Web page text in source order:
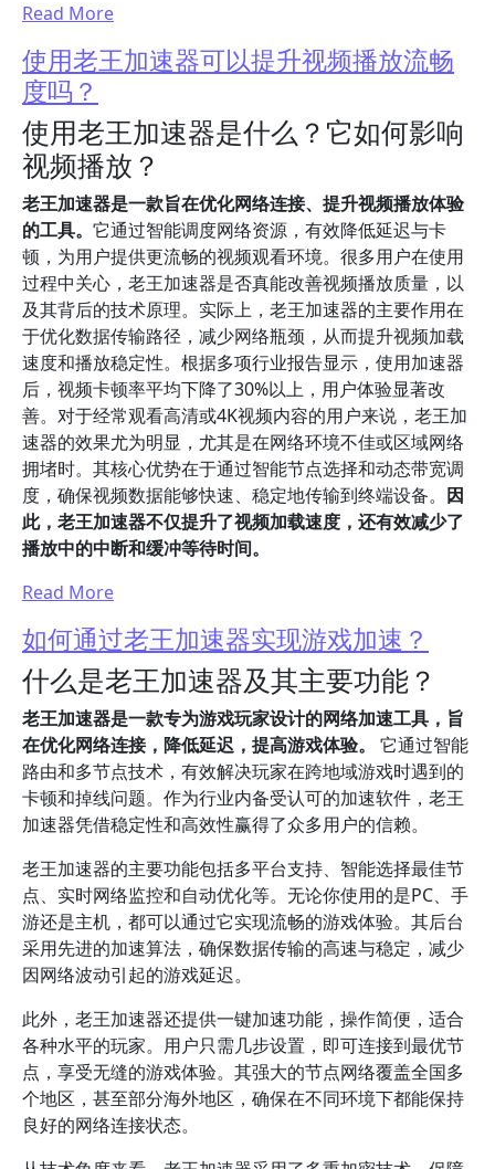
Read More
使用老王加速器可以提升视频播放流畅
度吗？
使用老王加速器是什么？它如何影响
视频播放？
老王加速器是一款旨在优化网络连接、提升视频播放体验
的工具。 它通过智能调度网络资源，有效降低延迟与卡
顿，为用户提供更流畅的视频观看环境。很多用户在使用
过程中关心，老王加速器是否真能改善视频播放质量，以
及其背后的技术原理。实际上，老王加速器的主要作用在
于优化数据传输路径，减少网络瓶颈，从而提升视频加载
速度和播放稳定性。根据多项行业报告显示，使用加速器
后，视频卡顿率平均下降了30%以上，用户体验显著改
善。对于经常观看高清或4K视频内容的用户来说，老王加
速器的效果尤为明显，尤其是在网络环境不佳或区域网络
拥堵时。其核心优势在于通过智能节点选择和动态带宽调
度，确保视频数据能够快速、稳定地传输到终端设备。 因
此，老王加速器不仅提升了视频加载速度，还有效减少了
播放中的中断和缓冲等待时间。
Read More
如何通过老王加速器实现游戏加速？
什么是老王加速器及其主要功能？
老王加速器是一款专为游戏玩家设计的网络加速工具，旨
在优化网络连接，降低延迟，提高游戏体验。
它通过智能
路由和多节点技术，有效解决玩家在跨地域游戏时遇到的
卡顿和掉线问题。作为行业内备受认可的加速软件，老王
加速器凭借稳定性和高效性赢得了众多用户的信赖。
老王加速器的主要功能包括多平台支持、智能选择最佳节
点、实时网络监控和自动优化等。无论你使用的是PC、手
游还是主机，都可以通过它实现流畅的游戏体验。其后台
采用先进的加速算法，确保数据传输的高速与稳定，减少
因网络波动引起的游戏延迟。
此外，老王加速器还提供一键加速功能，操作简便，适合
各种水平的玩家。用户只需几步设置，即可连接到最优节
点，享受无缝的游戏体验。其强大的节点网络覆盖全国多
个地区，甚至部分海外地区，确保在不同环境下都能保持
良好的网络连接状态。